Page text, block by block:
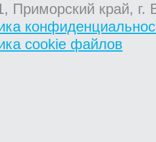
Приморский край,
cookie файлов